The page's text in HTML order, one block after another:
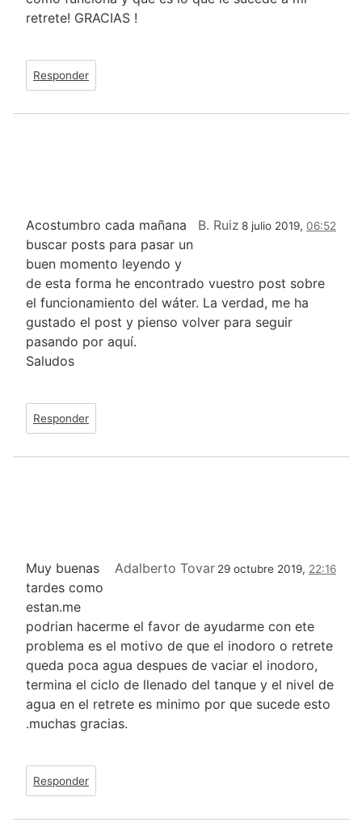
retrete! GRACIAS !
Responder
B. Ruiz 8 julio 2019, 06:52
Acostumbro cada mañana
buscar posts para pasar un
buen momento leyendo y
de esta forma he encontrado vuestro post sobre
el funcionamiento del wáter. La verdad, me ha
gustado el post y pienso volver para seguir
pasando por aquí.
Saludos
Responder
Adalberto Tovar 29 octubre 2019, 22:16
Muy buenas
tardes como
estan.me
podrian hacerme el favor de ayudarme con ete
problema es el motivo de que el inodoro o retrete
queda poca agua despues de vaciar el inodoro,
termina el ciclo de llenado del tanque y el nivel de
agua en el retrete es minimo por que sucede esto
.muchas gracias.
Responder